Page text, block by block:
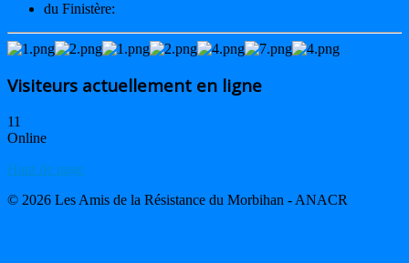
du Finistère:
Visiteurs actuellement en ligne
11
Online
Haut de page
© 2026 Les Amis de la Résistance du Morbihan - ANACR